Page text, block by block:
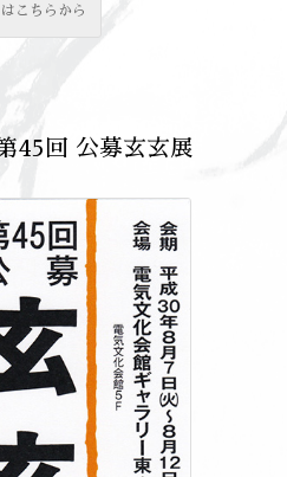
こちらから
45回 公募玄玄展